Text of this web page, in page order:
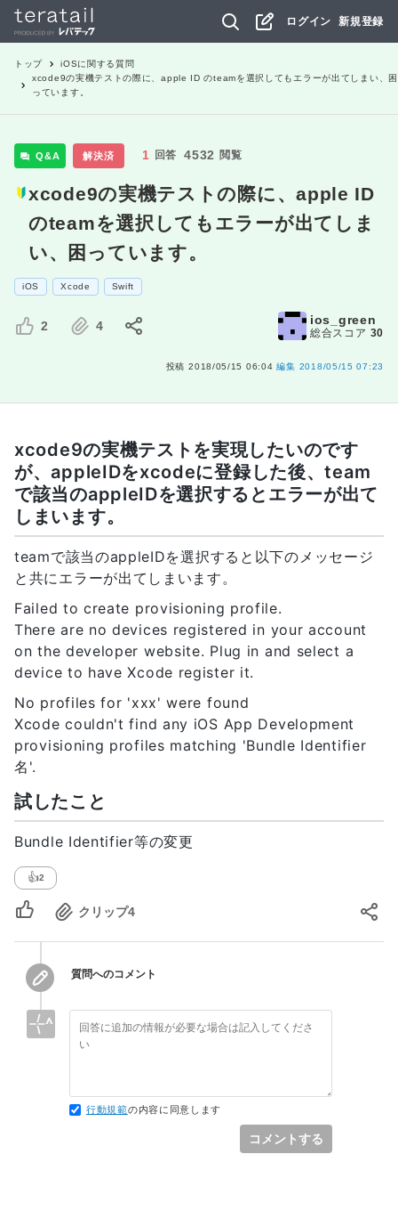
ログイン 新規登録
トップ iOSに関する質問
xcode9の実機テストの際に、apple ID のteamを選択してもエラーが出てしまい、困
っています。
Q&A 解決済 1 回答 4532 閲覧
xcode9の実機テストの際に、apple ID
のteamを選択してもエラーが出てしま
い、困っています。
iOS Xcode Swift
2 4 ios_green
総合スコア 30
投稿 2018/05/15 06:04 編集 2018/05/15 07:23
xcode9の実機テストを実現したいのです
が、appleIDをxcodeに登録した後、team
で該当のappleIDを選択するとエラーが出て
しまいます。
teamで該当のappleIDを選択すると以下のメッセージ
と共にエラーが出てしまいます。
Failed to create provisioning profile.
There are no devices registered in your account
on the developer website. Plug in and select a
device to have Xcode register it.
No profiles for 'xxx' were found
Xcode couldn't find any iOS App Development
provisioning profiles matching 'Bundle Identifier
名'.
試したこと
Bundle Identifier等の変更
👍2
クリップ4
質問へのコメント
行動規範の内容に同意します
コメントする